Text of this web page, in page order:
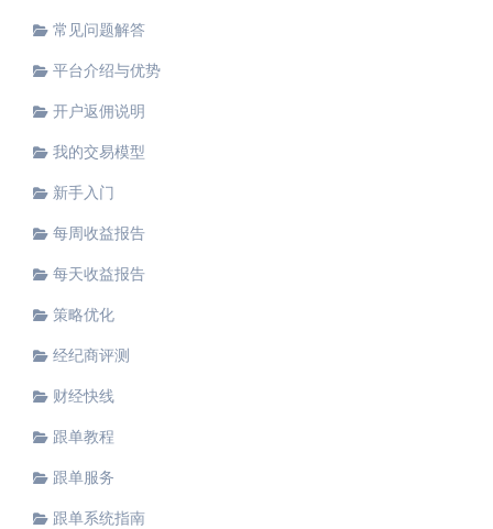
常见问题解答
平台介绍与优势
开户返佣说明
我的交易模型
新手入门
每周收益报告
每天收益报告
策略优化
经纪商评测
财经快线
跟单教程
跟单服务
跟单系统指南